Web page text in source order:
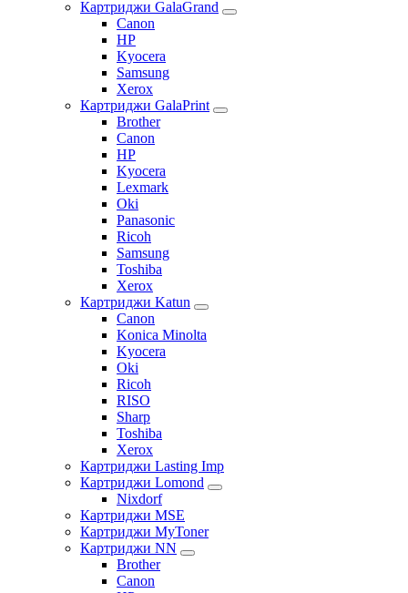
Картриджи GalaGrand
Canon
HP
Kyocera
Samsung
Xerox
Картриджи GalaPrint
Brother
Canon
HP
Kyocera
Lexmark
Oki
Panasonic
Ricoh
Samsung
Toshiba
Xerox
Картриджи Katun
Canon
Konica Minolta
Kyocera
Oki
Ricoh
RISO
Sharp
Toshiba
Xerox
Картриджи Lasting Imp
Картриджи Lomond
Nixdorf
Картриджи MSE
Картриджи MyToner
Картриджи NN
Brother
Canon